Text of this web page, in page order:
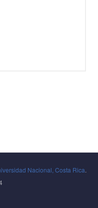
Nacional, Costa Rica.